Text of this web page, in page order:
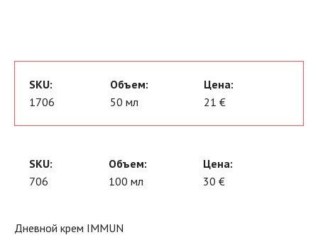
SKU:
1706
Объем:
50 мл
Цена:
21 €
SKU:
706
Объем:
100 мл
Цена:
30 €
Дневной крем IMMUN